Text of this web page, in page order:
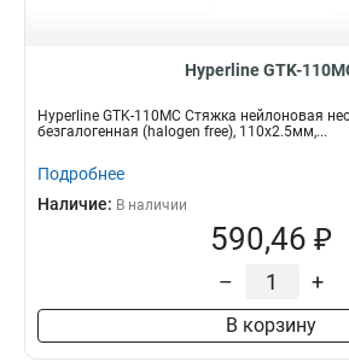
Hyperline GTK-
Hyperline GTK-110MC Стяжка нейлоновая
безгалогенная (halogen free), 110x2.5мм,...
Подробнее
Наличие: В наличии
590,46 ₽
– +
В корзину